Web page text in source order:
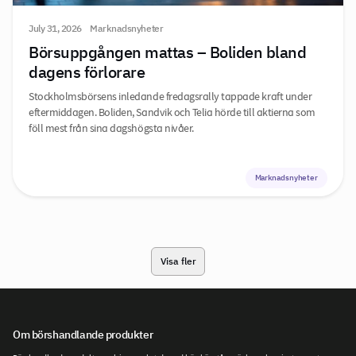
July 31, 2026 Marknadsnyheter
Börsuppgången mattas – Boliden bland
dagens förlorare
Stockholmsbörsens inledande fredagsrally tappade kraft under
eftermiddagen. Boliden, Sandvik och Telia hörde till aktierna som
föll mest från sina dagshögsta nivåer.
Marknadsnyheter
Visa fler
Om börshandlande produkter